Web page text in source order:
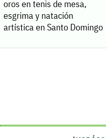
oros en tenis de mesa,
esgrima y natación
artística en Santo Domingo